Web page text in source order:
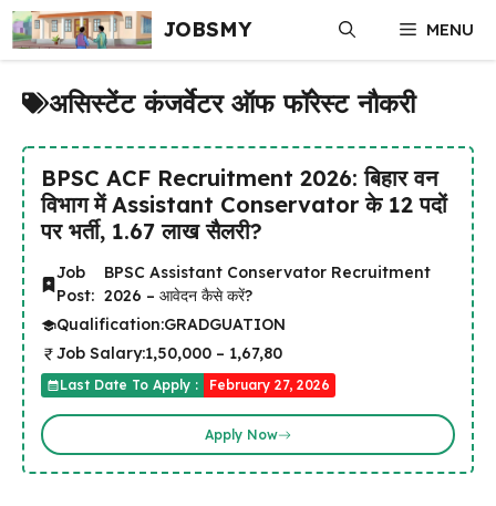
Skip
to
content
JOBSMY MENU
असिस्टेंट कंजर्वेटर ऑफ फॉरेस्ट नौकरी
BPSC ACF Recruitment 2026: बिहार वन
विभाग में Assistant Conservator के 12 पदों
पर भर्ती, ₹1.67 लाख सैलरी?
Job
Post:
BPSC Assistant Conservator Recruitment
2026 – आवेदन कैसे करें?
Qualification:GRADGUATION
Job Salary:₹1,50,000 – ₹1,67,80
Last Date To Apply : February 27, 2026
Apply Now